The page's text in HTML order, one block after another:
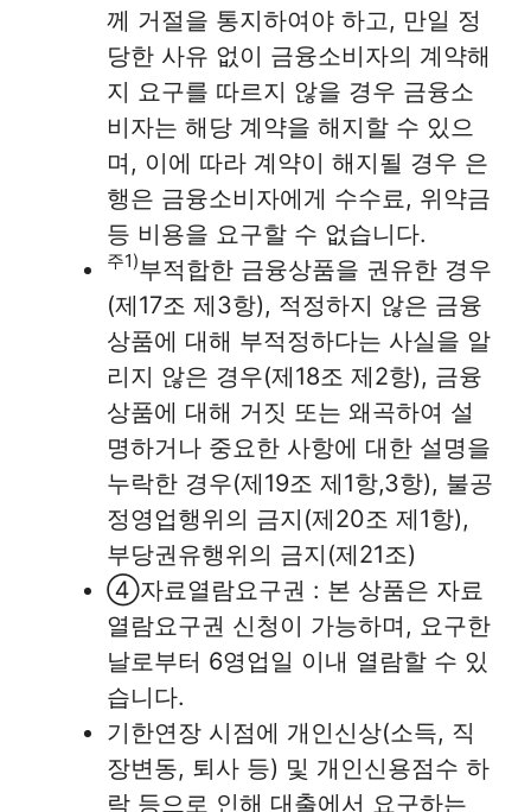
께 거절을 통지하여야 하고, 만일 정
당한 사유 없이 금융소비자의 계약해
지 요구를 따르지 않을 경우 금융소
비자는 해당 계약을 해지할 수 있으
며, 이에 따라 계약이 해지될 경우 은
행은 금융소비자에게 수수료, 위약금
등 비용을 요구할 수 없습니다.
주1)부적합한 금융상품을 권유한 경우
(제17조 제3항), 적정하지 않은 금융
상품에 대해 부적정하다는 사실을 알
리지 않은 경우(제18조 제2항), 금융
상품에 대해 거짓 또는 왜곡하여 설
명하거나 중요한 사항에 대한 설명을
누락한 경우(제19조 제1항,3항), 불공
정영업행위의 금지(제20조 제1항),
부당권유행위의 금지(제21조)
④자료열람요구권 : 본 상품은 자료
열람요구권 신청이 가능하며, 요구한
날로부터 6영업일 이내 열람할 수 있
습니다.
기한연장 시점에 개인신상(소득, 직
장변동, 퇴사 등) 및 개인신용점수 하
락 등으로 인해 대출에서 요구하는